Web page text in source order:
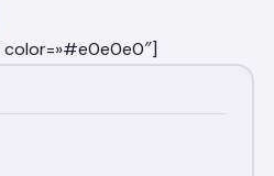
color=»#e0e0e0″]